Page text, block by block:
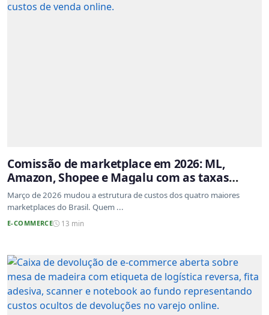
Comissão de marketplace em 2026: ML,
Amazon, Shopee e Magalu com as taxas
atualizadas
Março de 2026 mudou a estrutura de custos dos quatro maiores
marketplaces do Brasil. Quem ...
E-COMMERCE 13 min